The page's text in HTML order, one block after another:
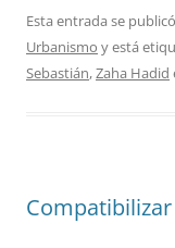
Esta entrada se
Urbanismo y está
Sebastián,Zaha Hadid
Compatibilizar